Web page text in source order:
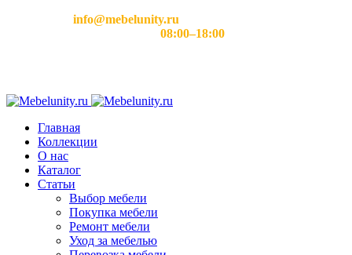
info@mebelunity.ru
08:00–18:00
Главная
Коллекции
О нас
Каталог
Статьи
Выбор мебели
Покупка мебели
Ремонт мебели
Уход за мебелью